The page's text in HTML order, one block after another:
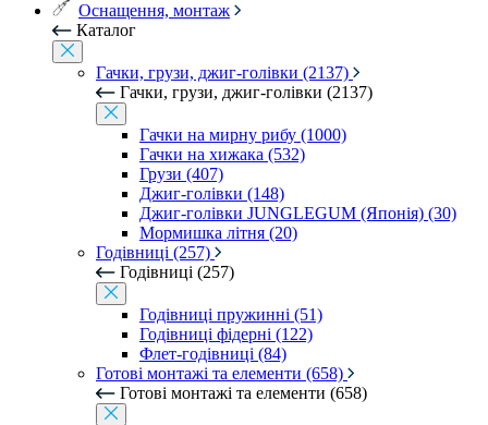
Оснащення, монтаж
Каталог
Гачки, грузи, джиг-голівки (2137)
Гачки, грузи, джиг-голівки (2137)
Гачки на мирну рибу (1000)
Гачки на хижака (532)
Грузи (407)
Джиг-голівки (148)
Джиг-голівки JUNGLEGUM (Японія) (30)
Мормишка літня (20)
Годівниці (257)
Годівниці (257)
Годівниці пружинні (51)
Годівниці фідерні (122)
Флет-годівниці (84)
Готові монтажі та елементи (658)
Готові монтажі та елементи (658)